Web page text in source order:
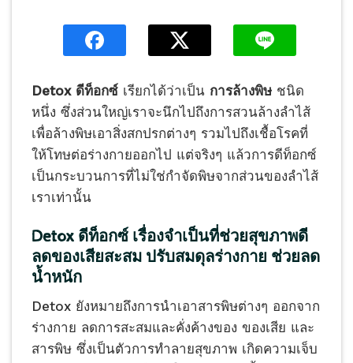
Detox ดีท็อกซ์ เรียกได้ว่าเป็น การล้างพิษ ชนิด
หนึ่ง ซึ่งส่วนใหญ่เราจะนึกไปถึงการสวนล้างลำไส้
เพื่อล้างพิษเอาสิ่งสกปรกต่างๆ รวมไปถึงเชื้อโรคที่
ให้โทษต่อร่างกายออกไป แต่จริงๆ แล้วการดีท็อกซ์
เป็นกระบวนการที่ไม่ใช่กำจัดพิษจากส่วนของลำไส้
เราเท่านั้น
Detox ดีท็อกซ์ เรื่องจำเป็นที่ช่วยสุขภาพดี
ลดของเสียสะสม ปรับสมดุลร่างกาย ช่วยลด
น้ำหนัก
Detox ยังหมายถึงการนำเอาสารพิษต่างๆ ออกจาก
ร่างกาย ลดการสะสมและคั่งค้างของ ของเสีย และ
สารพิษ ซึ่งเป็นตัวการทำลายสุขภาพ เกิดความเจ็บ